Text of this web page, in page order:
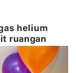
helium
ruangan